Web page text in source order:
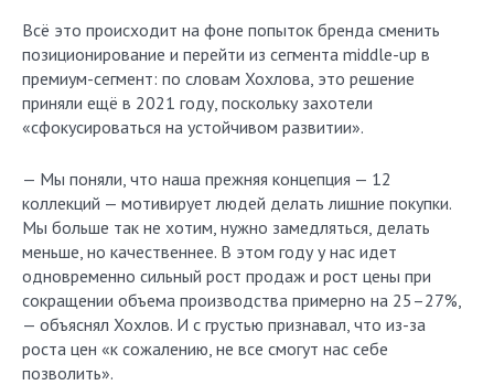
Всё это происходит на фоне попыток бренда сменить
позиционирование и перейти из сегмента middle-up в
премиум-сегмент: по словам Хохлова, это решение
приняли ещё в 2021 году, поскольку захотели
«сфокусироваться на устойчивом развитии».
— Мы поняли, что наша прежняя концепция — 12
коллекций — мотивирует людей делать лишние покупки.
Мы больше так не хотим, нужно замедляться, делать
меньше, но качественнее. В этом году у нас идет
одновременно сильный рост продаж и рост цены при
сокращении объема производства примерно на 25–27%,
— объяснял Хохлов. И с грустью признавал, что из-за
роста цен «к сожалению, не все смогут нас себе
позволить».